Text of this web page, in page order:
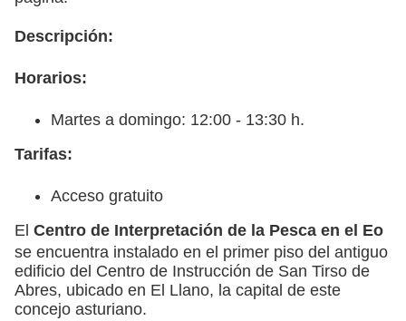
Descripción:
Horarios:
Martes a domingo: 12:00 - 13:30 h.
Tarifas:
Acceso gratuito
El Centro de Interpretación de la Pesca en el Eo
se encuentra instalado en el primer piso del antiguo
edificio del Centro de Instrucción de San Tirso de
Abres, ubicado en El Llano, la capital de este
concejo asturiano.